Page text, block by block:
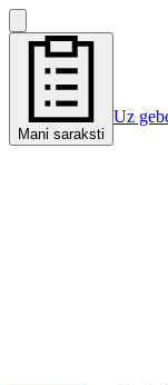
Mani saraksti
Uz